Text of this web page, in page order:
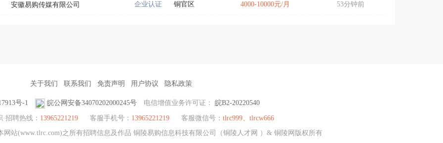
安徽易购传媒有限公司 企业认证 铜官区 4000-10000元/月 53分钟前
关于我们 联系我们 免责声明 用户协议 隐私政策
号-1 皖公网安备34070202000245号 电信增值业务许可证： 皖B2-20220540
·招聘热线： 13965221219 客服手机号： 13965221219 客服微信号： tlrc999、tlrcw666
网站(www.tlrc.com)之所有招聘信息及作品 铜陵易购信息科技有限公司（铜陵人才网 ）& 铜陵网版权所有